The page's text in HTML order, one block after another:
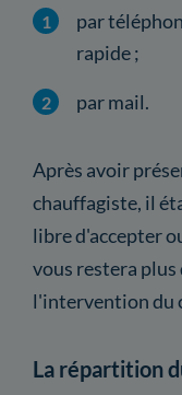
par
rapide ;
par mail.
Après avoir
chauffagiste, il
libre d'accepter
vous restera
l'intervention du
La répartition